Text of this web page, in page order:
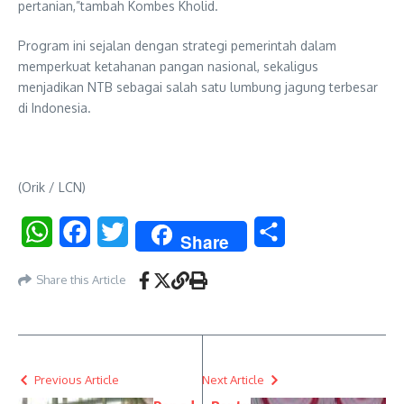
pertanian,”tambah Kombes Kholid.
Program ini sejalan dengan strategi pemerintah dalam
memperkuat ketahanan pangan nasional, sekaligus
menjadikan NTB sebagai salah satu lumbung jagung terbesar
di Indonesia.
(Orik / LCN)
WhatsAppFacebookTwitter Share
Share this Article
Previous Article Next Article